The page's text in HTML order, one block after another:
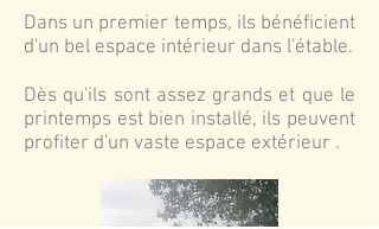
Dans un premier temps, ils bénéficient
d'un bel espace intérieur dans l'étable.
Dès qu'ils sont assez grands et que le
printemps est bien installé, ils peuvent
profiter d'un vaste espace extérieur .